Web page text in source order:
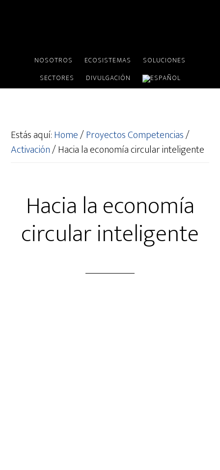
NOSOTROS ECOSISTEMAS
SOLUCIONES
SECTORES
DIVULGACIÓN
Estás aquí:Home/Proyectos Competencias/
Activación/Hacia la economía circular inteligente
Hacia la economía
circular inteligente